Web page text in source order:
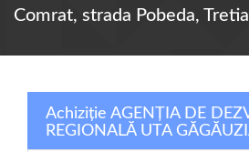
Comrat, strada Pobeda,
Achiziție AGENȚIA DE
REGIONALĂ UTA